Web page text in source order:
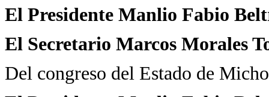
El Presidente Manlio Fabio
El Secretario Marcos Morales
Del congreso del Estado de